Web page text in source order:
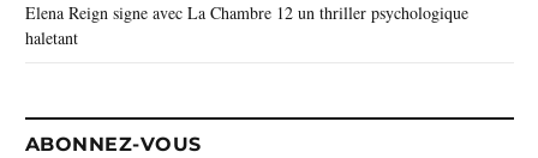
Elena Reign signe avec La Chambre 12 un thriller psychologique
haletant
ABONNEZ-VOUS